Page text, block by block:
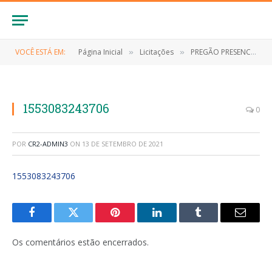
VOCÊ ESTÁ EM: Página Inicial » Licitações » PREGÃO PRESENCIAL Nº 001/2019-SRP (Registro de preço para futura e eventual fornecimento de combustíveis para atender a Prefeitura Municipal de Anapurus e demais Secretarias)
1553083243706 0
POR CR2-ADMIN3 ON 13 DE SETEMBRO DE 2021
1553083243706
FacebookTwitter Pinterest LinkedInTumblr
E-
Os comentários estão encerrados.